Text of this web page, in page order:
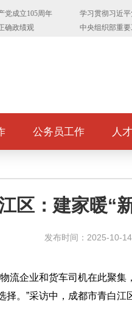
公务员工作 人
区：建家暖“
发布时间：2025-10-14
流企业和货车司机在此聚
。”采访中，成都市青白江